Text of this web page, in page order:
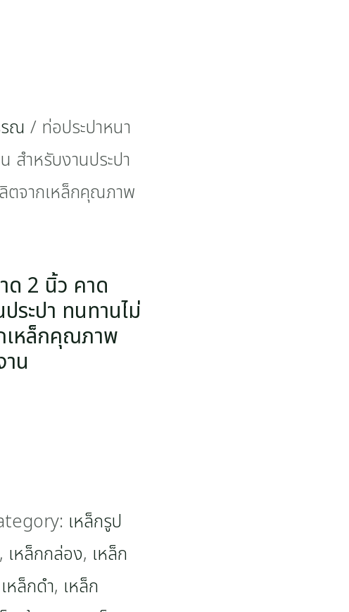
ณ / ท่อประปาหนา
สำหรับงานประปา
ตจากเหล็กคุณภาพ
ด 2 นิ้ว คาด
ระปา ทนทานไม่
เหล็กคุณภาพ
น
เหล็กรูป
, เหล็กกล่อง, เหล็ก
เหล็กดำ, เหล็ก